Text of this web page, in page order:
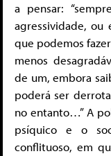
a pensar:
agressividade, ou
que podemos
menos
de um, embora
poderá ser
no entanto…” A
psíquico e o
conflituoso, em